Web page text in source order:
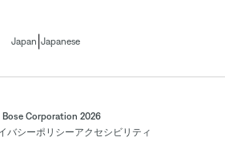
Japan Japanese
Corporation 2026
バシーポリシーアクセシビリティ